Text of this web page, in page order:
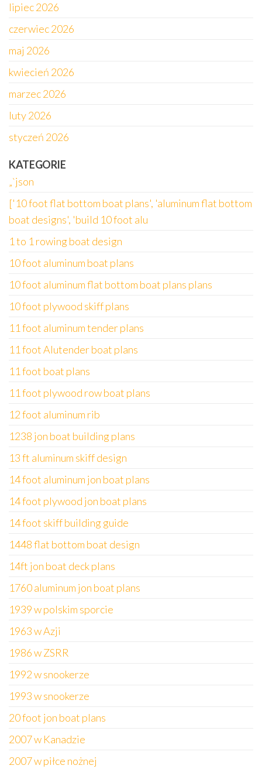
lipiec 2026
czerwiec 2026
maj 2026
kwiecień 2026
marzec 2026
luty 2026
styczeń 2026
KATEGORIE
„`json
['10 foot flat bottom boat plans', 'aluminum flat bottom
boat designs', 'build 10 foot alu
1 to 1 rowing boat design
10 foot aluminum boat plans
10 foot aluminum flat bottom boat plans plans
10 foot plywood skiff plans
11 foot aluminum tender plans
11 foot Alutender boat plans
11 foot boat plans
11 foot plywood row boat plans
12 foot aluminum rib
1238 jon boat building plans
13 ft aluminum skiff design
14 foot aluminum jon boat plans
14 foot plywood jon boat plans
14 foot skiff building guide
1448 flat bottom boat design
14ft jon boat deck plans
1760 aluminum jon boat plans
1939 w polskim sporcie
1963 w Azji
1986 w ZSRR
1992 w snookerze
1993 w snookerze
20 foot jon boat plans
2007 w Kanadzie
2007 w piłce nożnej